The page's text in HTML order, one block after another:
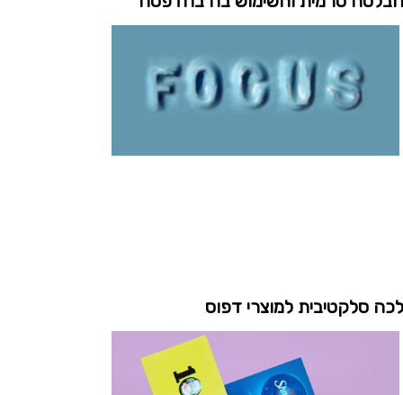
לכה סלקטיבית למוצרי דפוס